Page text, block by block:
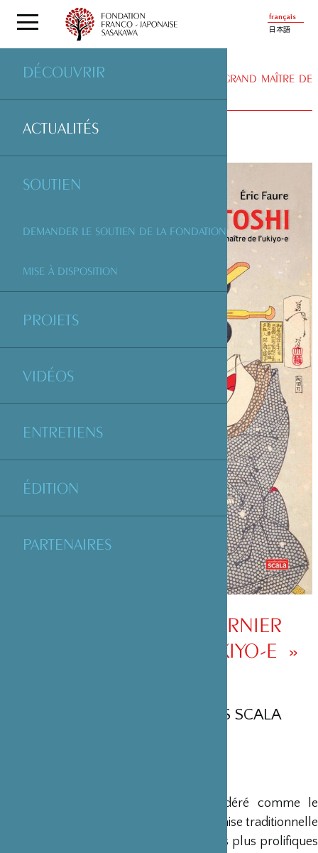
français
日本語
DÉCOUVRIR
ACTUALITÉS
SOUTIEN
DEMANDER LE SOUTIEN DE LA FONDATION
MISE À DISPOSITION
PROJETS
VIDÉOS
ENTRETIENS
ÉDITION
PARTENAIRES
ACTUALITÉS| « YOSHITOSHI, LE DERNIER GRAND MAÎTRE DE
« YOSHITOSHI, LE DERNIER
GRAND MAÎTRE DE L’UKIYO-E »
AUX NOUVELLES EDITIONS SCALA
(1839-1892), considéré comme le
dernier grand maître de l’estampe japonaise traditionnelle
(ukiyo-e), en fut aussi l’un des artistes les plus prolifiques